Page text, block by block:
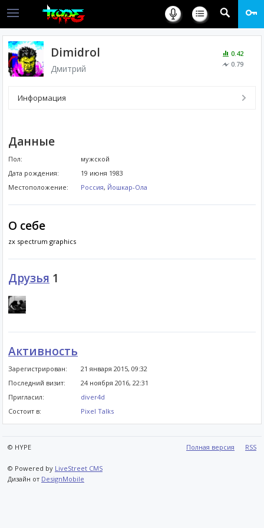
0.42
0.79
Dimidrol
Дмитрий
Информация
Данные
Пол:
мужской
Дата рождения:
19 июня 1983
Местоположение:
Россия, Йошкар-Ола
О себе
zx spectrum graphics
Друзья 1
Активность
Зарегистрирован:
21 января 2015, 09:32
Последний визит:
24 ноября 2016, 22:31
Пригласил:
diver4d
Состоит в:
Pixel Talks
Полная версия RSS
© HYPE
© Powered by LiveStreet CMS
Дизайн от DesignMobile